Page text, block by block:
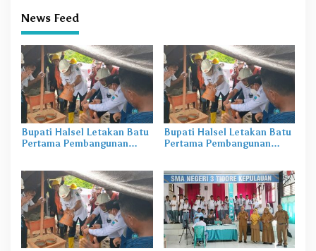
News Feed
Bupati Halsel Letakan Batu
Pertama Pembangunan
Bupati Halsel Letakan Batu
Pertama Pembangunan